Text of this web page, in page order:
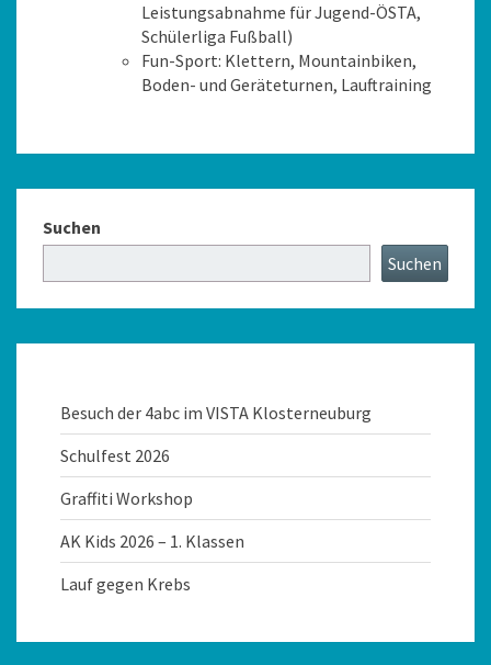
Leistungsabnahme für Jugend-ÖSTA,
Schülerliga Fußball)
Fun-Sport: Klettern, Mountainbiken,
Boden- und Geräteturnen, Lauftraining
Suchen
Suchen
Besuch der 4abc im VISTA Klosterneuburg
Schulfest 2026
Graffiti Workshop
AK Kids 2026 – 1. Klassen
Lauf gegen Krebs